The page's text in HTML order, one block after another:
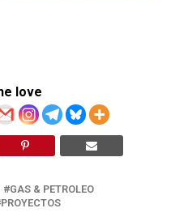
love
GAS & PETROLEO
PROYECTOS